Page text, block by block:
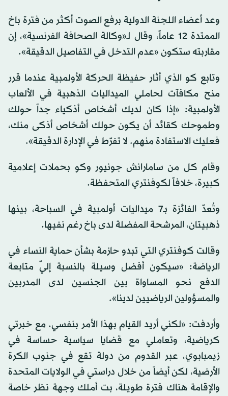
وعد أعضاء اللجنة الدولية برفع الصوت أكثر من فترة باخ
الممتدة 12 عاماً، وقال لـ«وكالة الصحافة الفرنسية»، إن
مقاربته ستكون «عدم التدخل في التفاصيل الدقيقة».
وتابع كو الذي أثار حفيظة الحركة الأولمبية عندما قرر
منح مكافآت لحاملي الميداليات الذهبية في الألعاب
الأولمبية: «إذا كان لديك أشخاص أذكياء جداً حولك
وطموحك كقائد أن يكون حولك أشخاص أذكى منك،
فعليك الاستفادة منهم. لا تفرّط في الإدارة الدقيقة».
وقام كل من سامارانش جونيور وكو بحملات إعلامية
كبيرة، خلافاً لكوفنتري المتحفظة.
وتُعدّ الفائزة بـ7 ميداليات أولمبية في السباحة، بينها
ذهبيتان، المرشحة المفضلة لدى باخ رغم نفيها.
وقالت كوفنتري التي تبدو حازمة بشأن حماية النساء في
الرياضة: «سيكون أفضل وسيلة بالنسبة إليّ متابعة
الدفع نحو المساواة بين الجنسين لدى المدربين
والمسؤولين الرياضيين لدينا».
وأردفت: «لكني أريد القيام بهذا الأمر بنفسي. مع خبرتي
كرياضية، وتعاملي مع قضايا سياسية حساسة في
زيمبابوي، عبر القدوم من دولة تقع في جنوب الكرة
الأرضية، لكن أيضاً من خلال دراستي في الولايات المتحدة
والإقامة هناك فترة طويلة، بت أملك وجهة نظر خاصة